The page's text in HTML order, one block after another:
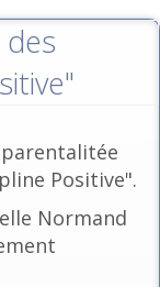
Positive".
Normand